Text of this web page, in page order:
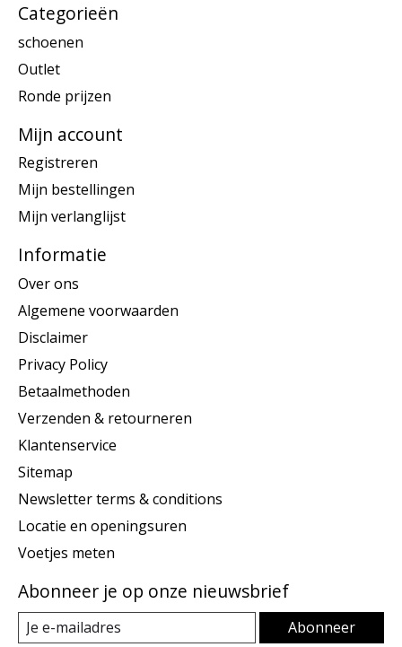
Categorieën
schoenen
Outlet
Ronde prijzen
Mijn account
Registreren
Mijn bestellingen
Mijn verlanglijst
Informatie
Over ons
Algemene voorwaarden
Disclaimer
Privacy Policy
Betaalmethoden
Verzenden & retourneren
Klantenservice
Sitemap
Newsletter terms & conditions
Locatie en openingsuren
Voetjes meten
Abonneer je op onze nieuwsbrief
Abonneer